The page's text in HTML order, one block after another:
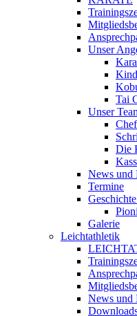
Unser
Tai
Unser
Die
News und
Termine
Galerie
Leichtathletik
News und